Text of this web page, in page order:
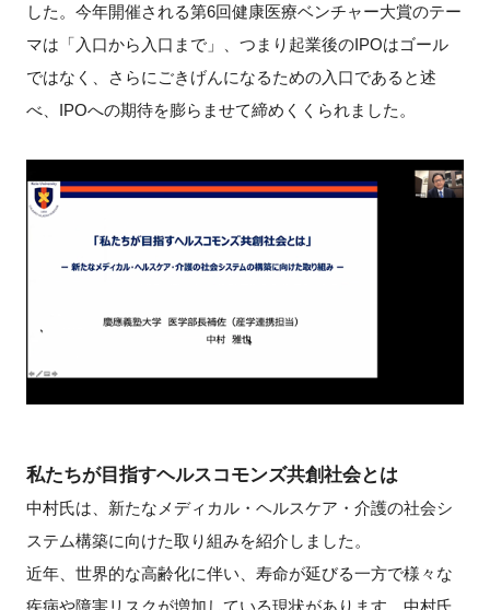
した。今年開催される第6回健康医療ベンチャー大賞のテー
マは「入口から入口まで」、つまり起業後のIPOはゴール
ではなく、さらにごきげんになるための入口であると述
べ、IPOへの期待を膨らませて締めくくられました。
私たちが目指すヘルスコモンズ共創社会とは
中村氏は、新たなメディカル・ヘルスケア・介護の社会シ
ステム構築に向けた取り組みを紹介しました。
近年、世界的な高齢化に伴い、寿命が延びる一方で様々な
疾病や障害リスクが増加している現状があります。中村氏